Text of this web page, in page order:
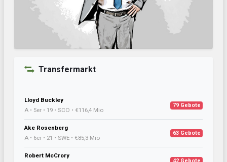
Transfermarkt
Lloyd Buckley
A • 5er • 19 • SCO • €116,4 Mio
79 Gebote
Ake Rosenberg
A • 6er • 21 • SWE • €85,3 Mio
63 Gebote
Robert McCrory